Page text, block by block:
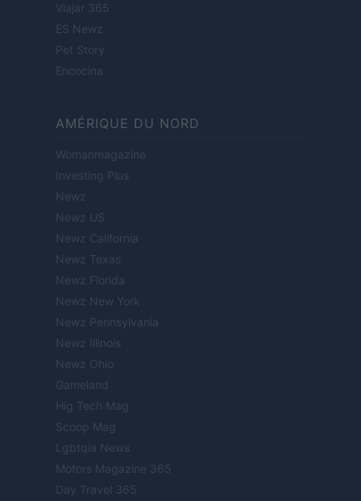
Viajar 365
ES Newz
Pet Story
Encocina
AMÉRIQUE DU NORD
Womanmagazine
Investing Plus
Newz
Newz US
Newz California
Newz Texas
Newz Florida
Newz New York
Newz Pennsylvania
Newz Illinois
Newz Ohio
Gameland
Hig Tech Mag
Scoop Mag
Lgbtqia News
Motors Magazine 365
Day Travel 365